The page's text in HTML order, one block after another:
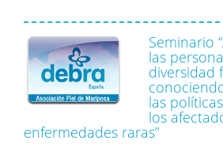
Seminario
las
diversidad
las
los
enfermedades raras”